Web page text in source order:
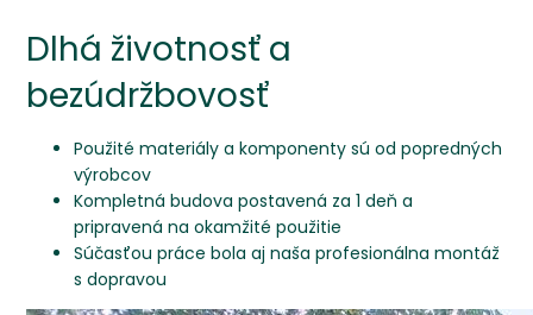
Dlhá životnosť a
bezúdržbovosť
Použité materiály a komponenty sú od popredných
výrobcov
Kompletná budova postavená za 1 deň a
pripravená na okamžité použitie
Súčasťou práce bola aj naša profesionálna montáž
s dopravou